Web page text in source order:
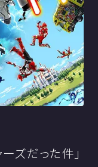
ズだった件」